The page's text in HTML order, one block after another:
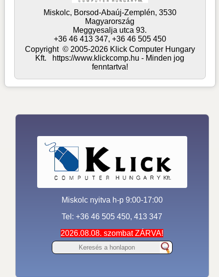
Miskolc, Borsod-Abaúj-Zemplén, 3530
Magyarország
Meggyesalja utca 93.
+36 46 413 347, +36 46 505 450
Copyright © 2005-2026 Klick Computer Hungary
Kft. https://www.klickcomp.hu - Minden jog
fenntartva!
Miskolc nyitva h-p 9:00-17:00
Tel: +36 46 505 450, 413 347
2026.08.08. szombat ZÁRVA!